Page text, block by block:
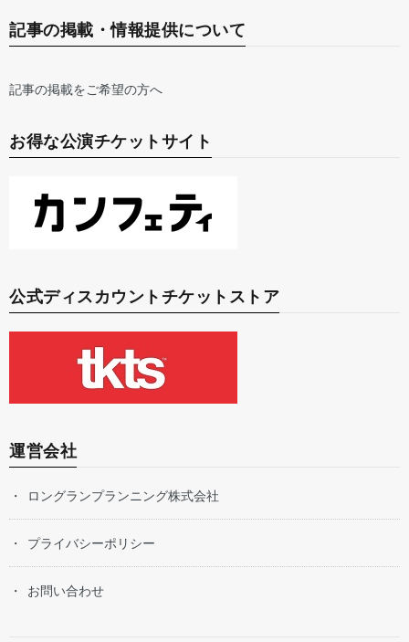
記事の掲載・情報提供について
記事の掲載をご希望の方へ
お得な公演チケットサイト
公式ディスカウントチケットストア
運営会社
ロングランプランニング株式会社
プライバシーポリシー
お問い合わせ